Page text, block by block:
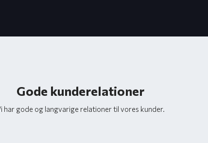
Gode kunderelationer
har gode og langvarige relationer til vores kunder.